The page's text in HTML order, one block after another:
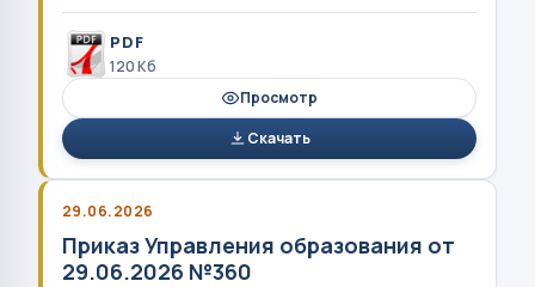
PDF
120 Кб
Просмотр
Скачать
29.06.2026
Приказ Управления образования от
29.06.2026 №360